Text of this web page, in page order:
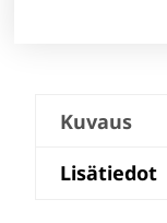
Kuvaus
Lisätiedot